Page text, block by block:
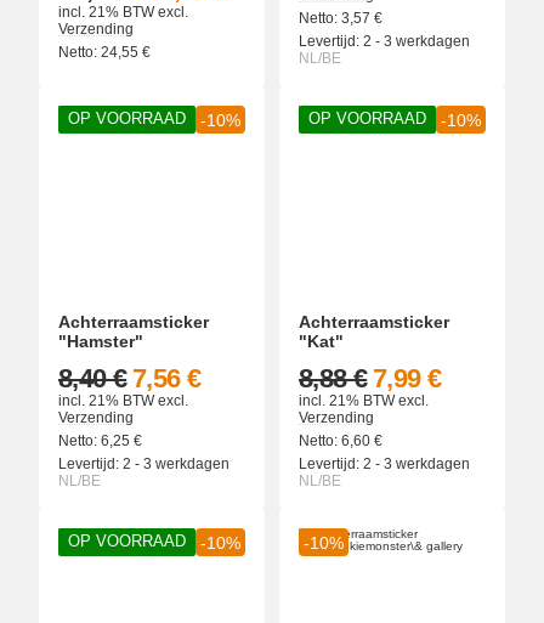
incl. 21% BTWexcl.
Verzending
Netto: 24,55 €
Netto: 3,57 €
Levertijd: 2 - 3 werkdagen
NL/BE
OP VOORRAAD -10%
Achterraamsticker
"Hamster"
7,56 €
8,40 €
incl. 21% BTWexcl.
Verzending
Netto: 6,25 €
Levertijd: 2 - 3 werkdagen
NL/BE
OP VOORRAAD -10%
Achterraamsticker
"Kat"
7,99 €
8,88 €
incl. 21% BTWexcl.
Verzending
Netto: 6,60 €
Levertijd: 2 - 3 werkdagen
NL/BE
OP VOORRAAD -10% -10%